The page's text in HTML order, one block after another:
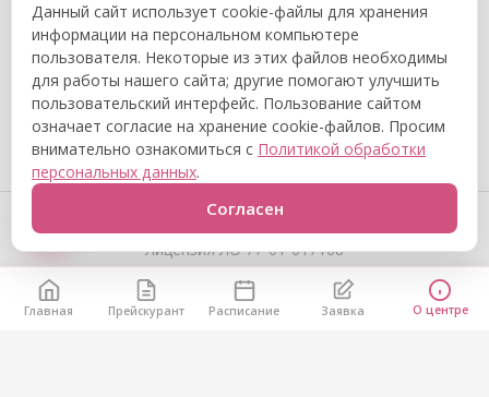
ПРАВОВАЯ ИНФОРМАЦИЯ
Политика в отношении обработки и защиты
персональных данных
Политика конфиденциальности
Договор публичной оферты
© 2015–2026 ООО «Центр реабилитации и адаптивной
Лицензия ЛО 77-01-017168
Данный сайт использует cookie-файлы для хранения
информации на персональном компьютере
пользователя. Некоторые из этих файлов необходимы
для работы нашего сайта; другие помогают улучшить
пользовательский интерфейс. Пользование сайтом
означает согласие на хранение cookie-файлов. Просим
внимательно ознакомиться с Политикой обработки
персональных данных.
Согласен
Главная Прейскурант Расписание Заявка О центре